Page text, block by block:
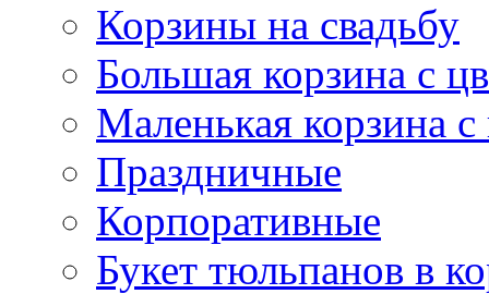
Корзины на свадьбу
Большая корзина с
Маленькая корзина
Праздничные
Корпоративные
Букет тюльпанов в